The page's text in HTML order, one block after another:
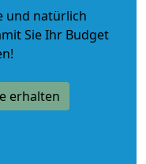
und natürlich
Sie Ihr Budget
erhalten